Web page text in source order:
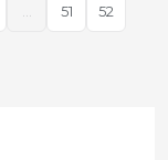
... 51 52